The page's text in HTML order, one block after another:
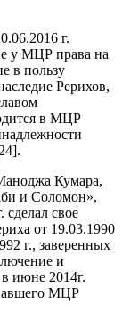
г.
у МЦР права на
в пользу
Рерихов,
в МЦР
Кумара,
и Соломон»,
сделал свое
от 19.03.1990
г., заверенных
и
июне 2014г.
МЦР